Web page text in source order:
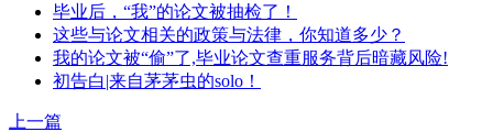
毕业后，“我”的论文被抽检了！
这些与论文相关的政策与法律，你知道多少？
我的论文被“偷”了,毕业论文查重服务背后暗藏风险!
初告白|来自茅茅虫的solo！
上一篇